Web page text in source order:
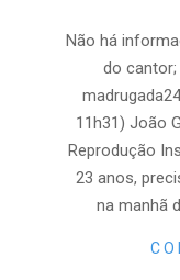
26
Não há
do
11h31) João
Reprodução
23 anos,
na manhã